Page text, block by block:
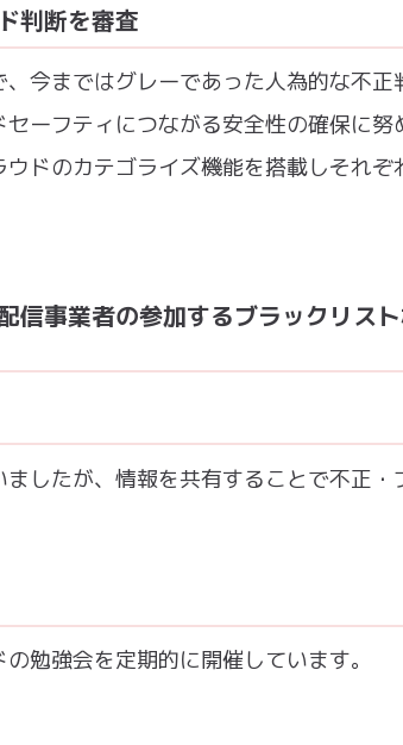
判断を審査
今まではグレーであった人為的な不正
ーフティにつながる安全性の確保に努
ドのカテゴライズ機能を搭載しそれぞ
信事業者の参加するブラックリス
したが、情報を共有することで不正・
勉強会を定期的に開催しています。